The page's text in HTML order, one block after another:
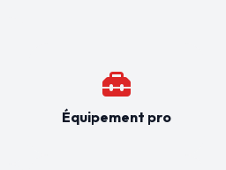
Équipement pro